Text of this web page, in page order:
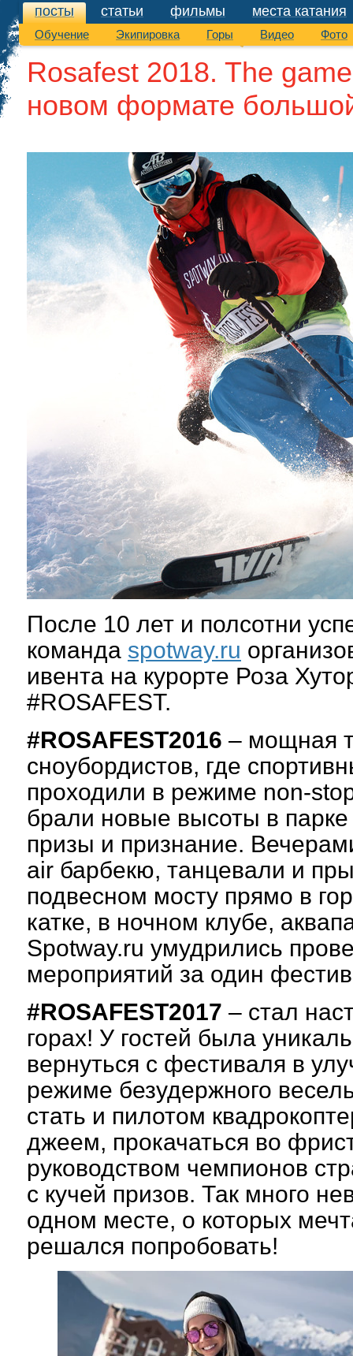
посты
посты статьи фильмы места катания
Обучение Экипировка Горы Видео Фото
Rosafest 2018. The
новом формате
После 10 лет и полсотни
команда spotway.ru
ивента на курорте Роза
#ROSAFEST.
#ROSAFEST2016 – мощная
сноубордистов, где
проходили в режиме non-
брали новые высоты в
призы и признание.
air барбекю, танцевали и
подвесном мосту прямо в
катке, в ночном клубе,
Spotway.ru умудрились
мероприятий за один
#ROSAFEST2017 – стал
горах! У гостей была
вернуться с фестиваля в
режиме безудержного
стать и пилотом
джеем, прокачаться во
руководством чемпионов
с кучей призов. Так много
одном месте, о которых
решался попробовать!